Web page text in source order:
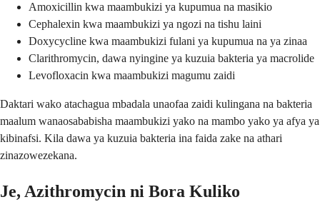
Amoxicillin kwa maambukizi ya kupumua na masikio
Cephalexin kwa maambukizi ya ngozi na tishu laini
Doxycycline kwa maambukizi fulani ya kupumua na ya zinaa
Clarithromycin, dawa nyingine ya kuzuia bakteria ya macrolide
Levofloxacin kwa maambukizi magumu zaidi
Daktari wako atachagua mbadala unaofaa zaidi kulingana na bakteria
maalum wanaosababisha maambukizi yako na mambo yako ya afya ya
kibinafsi. Kila dawa ya kuzuia bakteria ina faida zake na athari
zinazowezekana.
Je, Azithromycin ni Bora Kuliko